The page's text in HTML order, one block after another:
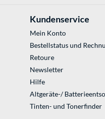
Kundenservice
Mein Konto
Bestellstatus und
Retoure
Newsletter
Hilfe
Altgeräte-/
Tinten- und Tonerfinder